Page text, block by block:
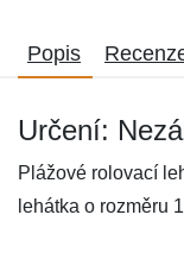
Popis
Určení:
Plážové rolovací
lehátka o rozměru